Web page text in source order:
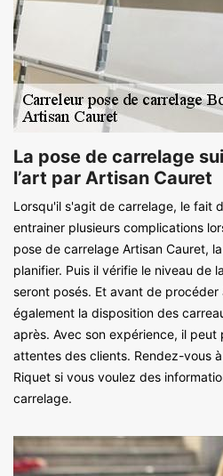
La pose de carrelage
l’art par Artisan Cauret
Lorsqu'il s'agit de carrelage, le fait
entrainer plusieurs complications
pose de carrelage Artisan Cauret,
planifier. Puis il vérifie le niveau de
seront posés. Et avant de procéder
également la disposition des
après. Avec son expérience, il
attentes des clients. Rendez-vous
Riquet si vous voulez des
carrelage.